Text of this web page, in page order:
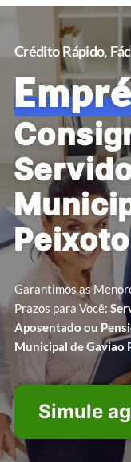
Crédito Rápido,
Garantimos as
Prazos para Você:
Aposentado ou
Municipal de Gaviao
Simule